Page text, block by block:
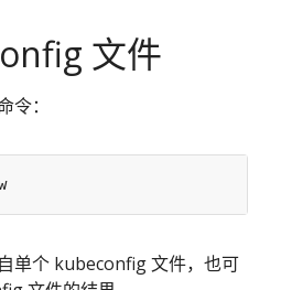
文件
：
单个 kubeconfig 文件，也可